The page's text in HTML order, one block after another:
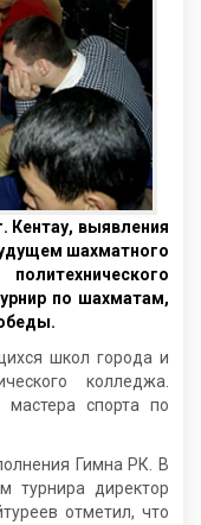
Кентау, выявления
шахматного
по шахматам,
школ города и
колледжа.
мастера спорта по
Гимна РК. В
турнира директор
отметил, что